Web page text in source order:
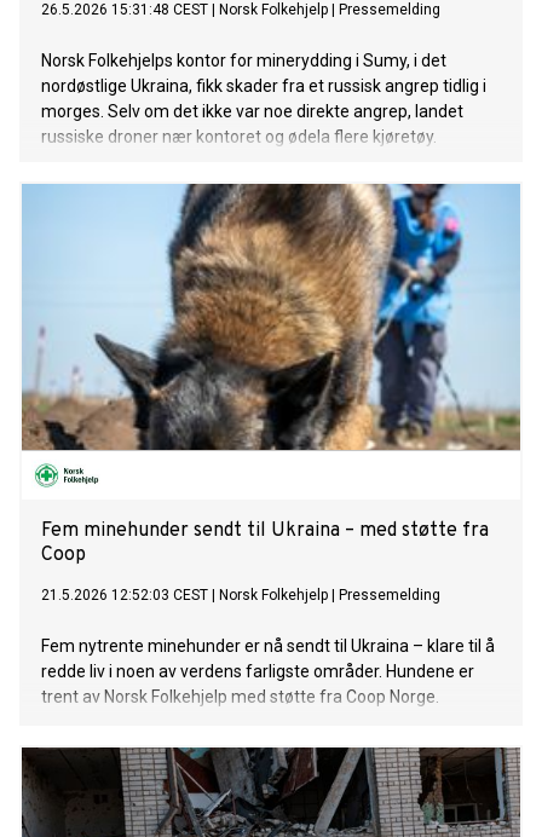
26.5.2026 15:31:48 CEST Norsk Folkehjelp Pressemelding
Norsk Folkehjelps kontor for minerydding i Sumy, i det
nordøstlige Ukraina, fikk skader fra et russisk angrep tidlig i
morges. Selv om det ikke var noe direkte angrep, landet
russiske droner nær kontoret og ødela flere kjøretøy.
Fem minehunder sendt til Ukraina – med støtte fra
Coop
21.5.2026 12:52:03 CEST Norsk Folkehjelp Pressemelding
Fem nytrente minehunder er nå sendt til Ukraina – klare til å
redde liv i noen av verdens farligste områder. Hundene er
trent av Norsk Folkehjelp med støtte fra Coop Norge.